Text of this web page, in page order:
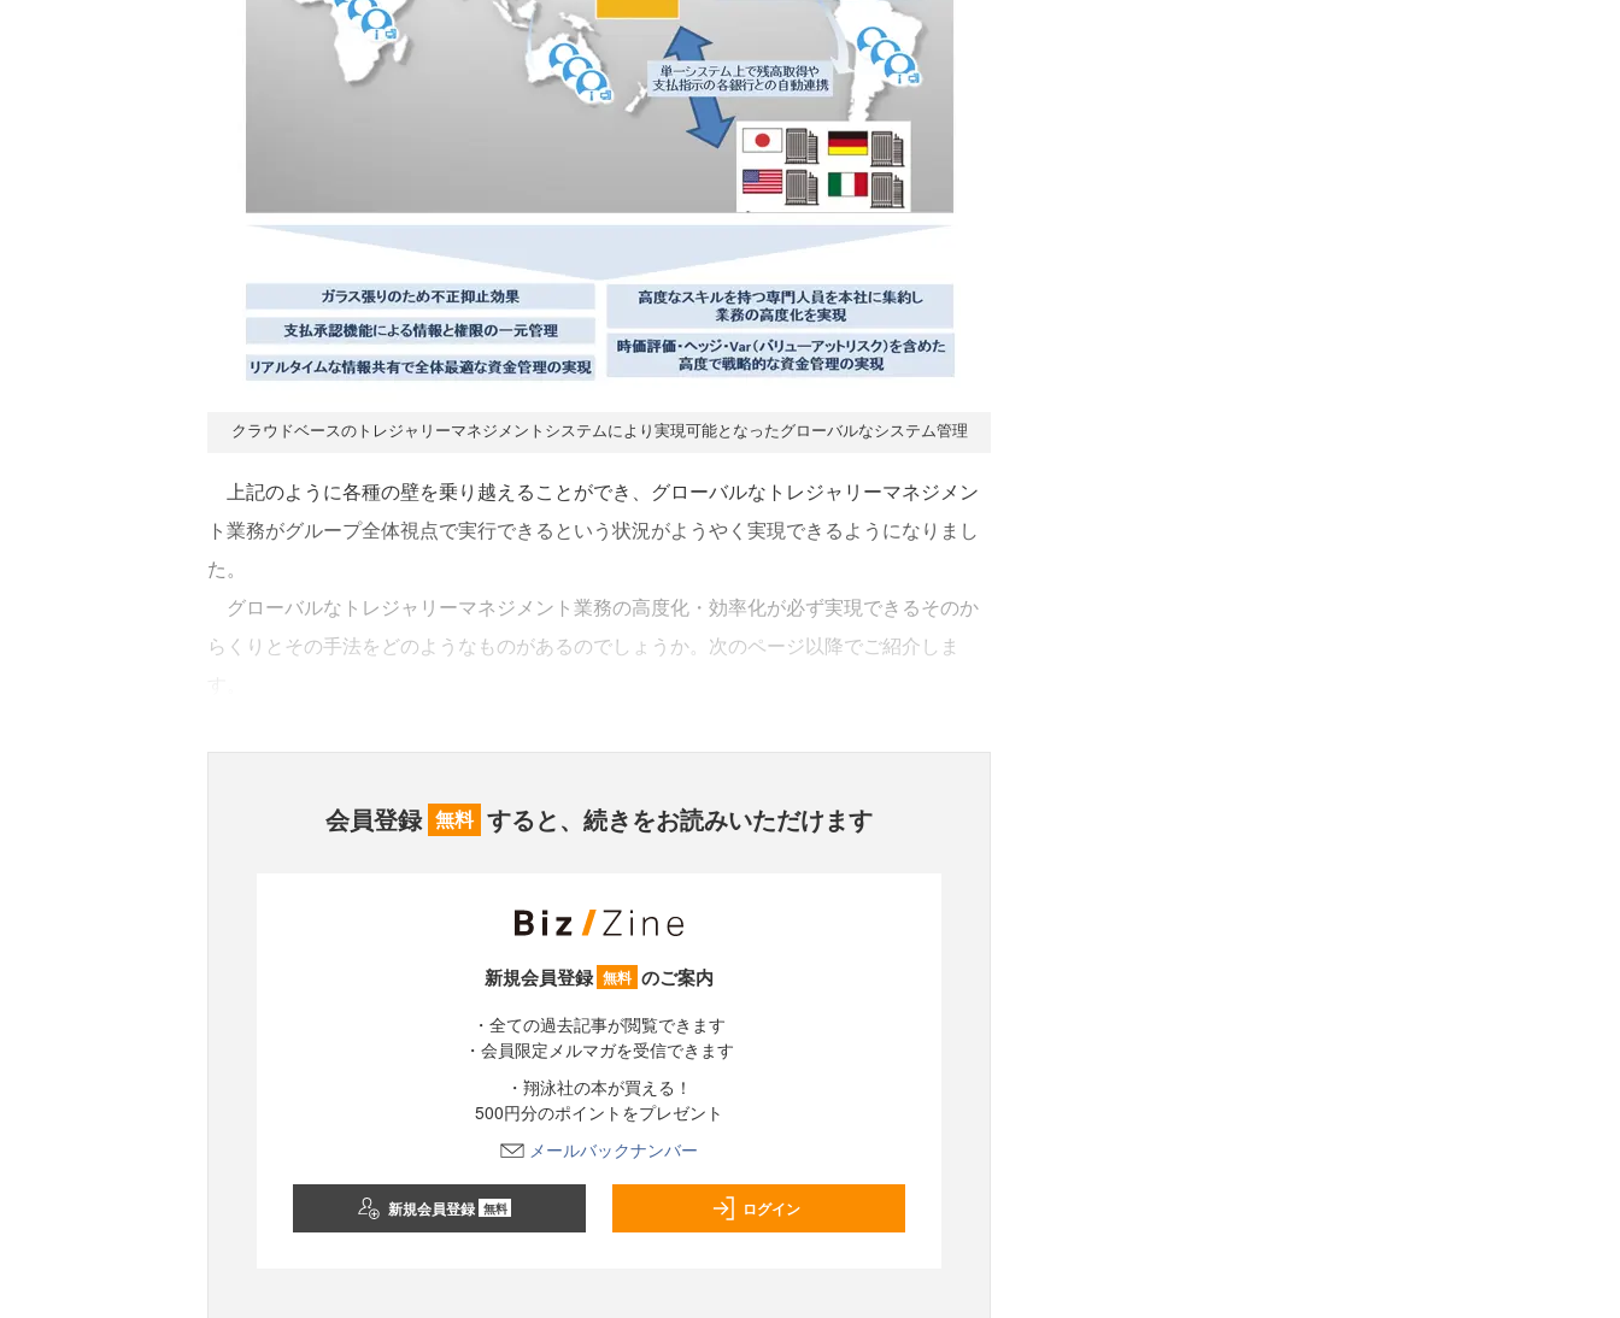
クラウドベースのトレジャリーマネジメントシステムにより実現可能となったグローバルなシステム管理
上記のように各種の壁を乗り越えることができ、グローバルなトレジャリーマネジメン
ト業務がグループ全体視点で実行できるという状況がようやく実現できるようになりまし
た。
グローバルなトレジャリーマネジメント業務の高度化・効率化が必ず実現できるそのか
らくりとその手法をどのようなものがあるのでしょうか。次のページ以降でご紹介しま
会員登録 無料 すると、続きをお読みいただけます
新規会員登録 無料 のご案内
・全ての過去記事が閲覧できます
・会員限定メルマガを受信できます
・翔泳社の本が買える！
500円分のポイントをプレゼント
メールバックナンバー
新規会員登録 無料 ログイン